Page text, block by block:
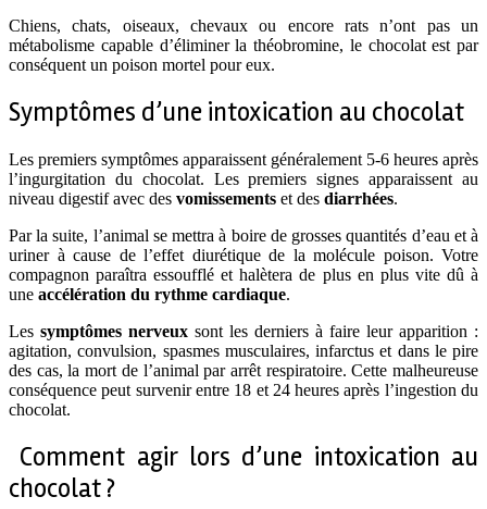
Chiens, chats, oiseaux, chevaux ou encore rats n’ont pas un
métabolisme capable d’éliminer la théobromine, le chocolat est par
conséquent un poison mortel pour eux.
Symptômes d’une intoxication au chocolat
Les premiers symptômes apparaissent généralement 5-6 heures après
l’ingurgitation du chocolat. Les premiers signes apparaissent au
niveau digestif avec des vomissements et des diarrhées.
Par la suite, l’animal se mettra à boire de grosses quantités d’eau et à
uriner à cause de l’effet diurétique de la molécule poison. Votre
compagnon paraîtra essoufflé et halètera de plus en plus vite dû à
une accélération du rythme cardiaque.
Les symptômes nerveux sont les derniers à faire leur apparition :
agitation, convulsion, spasmes musculaires, infarctus et dans le pire
des cas, la mort de l’animal par arrêt respiratoire. Cette malheureuse
conséquence peut survenir entre 18 et 24 heures après l’ingestion du
chocolat.
Comment agir lors d’une intoxication au
chocolat ?